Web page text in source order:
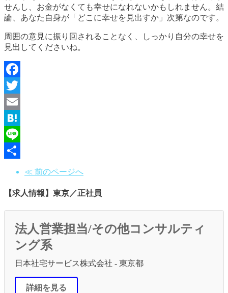
せんし、お金がなくても幸せになれないかもしれません。結
論、あなた自身が「どこに幸せを見出すか」次第なのです。
周囲の意見に振り回されることなく、しっかり自分の幸せを
見出してくださいね。
Facebook
Twitter
Email
Hatena
Line
≪ 前のページへ
【求人情報】東京／正社員
法人営業担当/その他コンサルティ
ング系
日本社宅サービス株式会社 - 東京都
詳細を見る